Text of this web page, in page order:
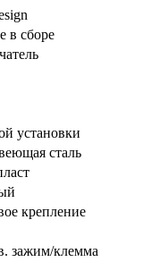
в сборе
установки
сталь
крепление
зажим/клемма